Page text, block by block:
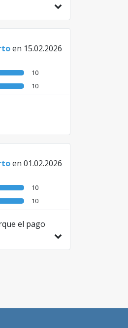
en 15.02.2026
10
10
en 01.02.2026
10
10
el pago